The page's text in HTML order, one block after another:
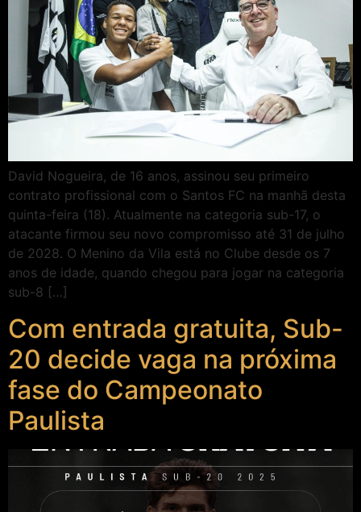
David Nogueira, de 16 anos, assinou seu primeiro
contrato profissional com o Santos FC na manhã desta
quinta-feira (18). Atualmente na categoria sub-17, o
atacante firmou seu novo compromisso até 31 de julho
de 2028. O Menino da Vila está no Clube desde os 7
anos de idade, quando chegou para jogar na categoria
sub-8 […]
Com entrada gratuita, Sub-
20 decide vaga na próxima
fase do Campeonato
Paulista